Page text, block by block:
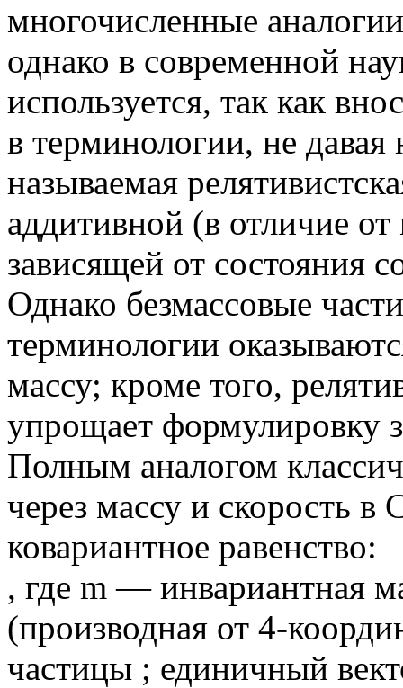
многочисленные
однако в современной
используется, так как
в терминологии, не давая
называемая
аддитивной (в отличие
зависящей от состояния
Однако безмассовые
терминологии
массу; кроме того,
упрощает формулировку
Полным аналогом
через массу и скорость в
ковариантное равенство:
, где m — инвариантная
(производная от 4-
частицы ; единичный